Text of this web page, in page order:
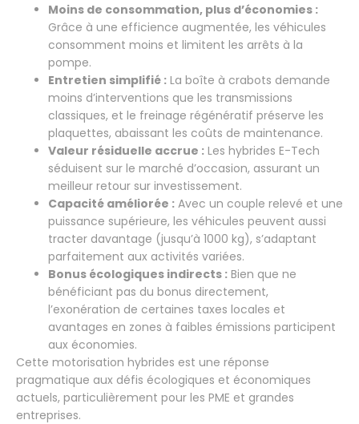
Moins de consommation, plus d’économies :
Grâce à une efficience augmentée, les véhicules
consomment moins et limitent les arrêts à la
pompe.
Entretien simplifié : La boîte à crabots demande
moins d’interventions que les transmissions
classiques, et le freinage régénératif préserve les
plaquettes, abaissant les coûts de maintenance.
Valeur résiduelle accrue : Les hybrides E-Tech
séduisent sur le marché d’occasion, assurant un
meilleur retour sur investissement.
Capacité améliorée : Avec un couple relevé et une
puissance supérieure, les véhicules peuvent aussi
tracter davantage (jusqu’à 1000 kg), s’adaptant
parfaitement aux activités variées.
Bonus écologiques indirects : Bien que ne
bénéficiant pas du bonus directement,
l’exonération de certaines taxes locales et
avantages en zones à faibles émissions participent
aux économies.
Cette motorisation hybrides est une réponse
pragmatique aux défis écologiques et économiques
actuels, particulièrement pour les PME et grandes
entreprises.